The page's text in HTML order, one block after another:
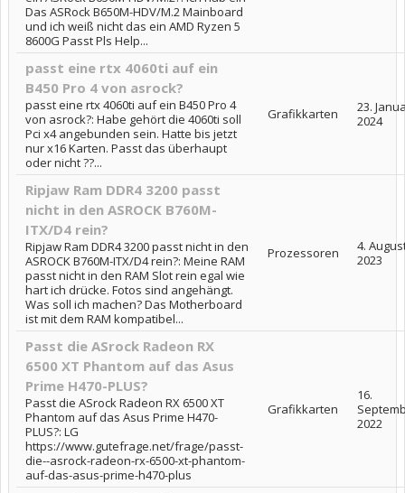
Das ASRock B650M-HDV/M.2 Mainboard
und ich weiß nicht das ein AMD Ryzen 5
8600G Passt Pls Help...
passt eine rtx 4060ti auf ein
B450 Pro 4 von asrock?
passt eine rtx 4060ti auf ein B450 Pro 4
von asrock?: Habe gehört die 4060ti soll
Pci x4 angebunden sein. Hatte bis jetzt
nur x16 Karten. Passt das überhaupt
oder nicht ??...
Grafikkarten
23.
2024
Ripjaw Ram DDR4 3200 passt
nicht in den ASROCK B760M-
ITX/D4 rein?
Ripjaw Ram DDR4 3200 passt nicht in den
ASROCK B760M-ITX/D4 rein?: Meine RAM
passt nicht in den RAM Slot rein egal wie
hart ich drücke. Fotos sind angehängt.
Was soll ich machen? Das Motherboard
ist mit dem RAM kompatibel...
Prozessoren
4.
2023
Passt die ASrock Radeon RX
6500 XT Phantom auf das Asus
Prime H470-PLUS?
Passt die ASrock Radeon RX 6500 XT
Phantom auf das Asus Prime H470-
PLUS?: LG
https://www.gutefrage.net/frage/passt-
die--asrock-radeon-rx-6500-xt-phantom-
auf-das-asus-prime-h470-plus
Grafikkarten
16.
2022